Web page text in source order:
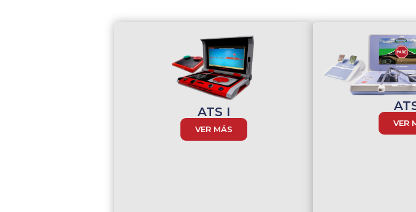
ATS I
VER MÁS
VER